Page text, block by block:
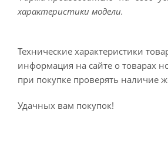
характеристики модели.
Технические характеристики
информация на сайте о товарах
при покупке проверять наличие
Удачных вам покупок!